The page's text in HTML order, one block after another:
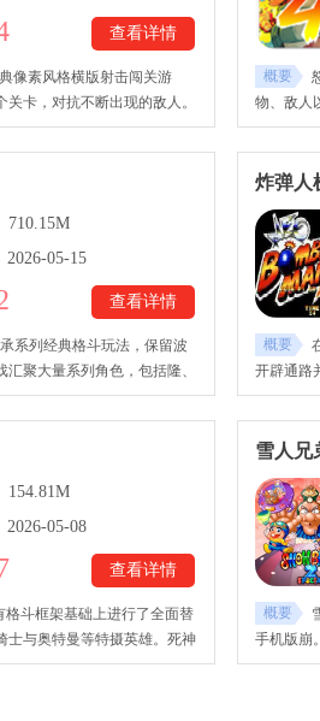
查看详情
像素风格横版射击闯关游
卡，对抗不断出现的敌人。
丰富武器系统，不同火力效
了机关陷阱与强力首领，提升
程！
概要
物、敌人
畅。怒之
典横版清
感，能够
710.15M
2026-05-15
查看详情
系列经典格斗玩法，保留波
聚大量系列角色，包括隆、
斗风格各具特色。街头霸王4
式动作、打击特效和连招衔接
。游戏画面精细，场景华
炸弹人
概要
开辟通路
路线设计
和行为模
玩家的预
154.81M
2026-05-08
查看详情
格斗框架基础上进行了全面替
士与奥特曼等特摄英雄。死神
以操控自己熟悉或喜爱的角色
雪人兄
概要
手机版崩
多人游戏
玩法。